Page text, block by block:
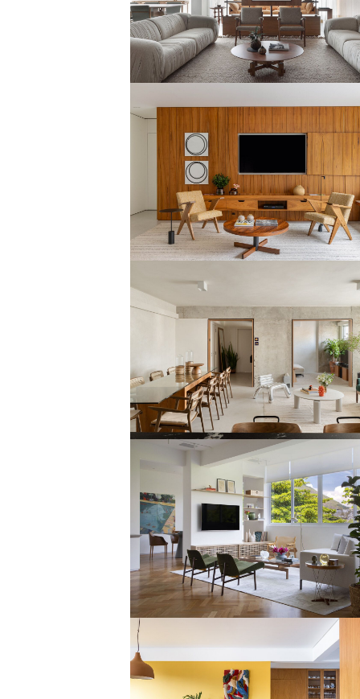
naturais em apê contemporâneo
de 180m²
Marcenaria autoral e mistura
elegante de texturas em 180m²
Apartamento dos anos 80
ganha integração e linguagem
minimalista
Área social integrada e
contemporaneidade em apê de
150m²